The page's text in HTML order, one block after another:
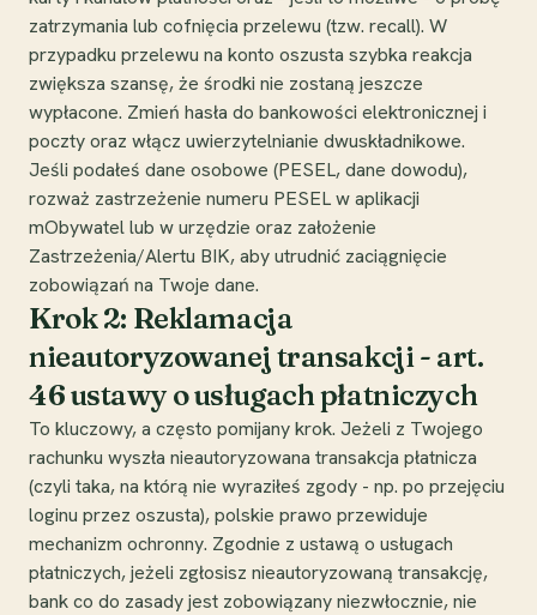
zatrzymania lub cofnięcia przelewu (tzw. recall). W
przypadku przelewu na konto oszusta szybka reakcja
zwiększa szansę, że środki nie zostaną jeszcze
wypłacone. Zmień hasła do bankowości elektronicznej i
poczty oraz włącz uwierzytelnianie dwuskładnikowe.
Jeśli podałeś dane osobowe (PESEL, dane dowodu),
rozważ zastrzeżenie numeru PESEL w aplikacji
mObywatel lub w urzędzie oraz założenie
Zastrzeżenia/Alertu BIK, aby utrudnić zaciągnięcie
zobowiązań na Twoje dane.
Krok 2: Reklamacja
nieautoryzowanej transakcji - art.
46 ustawy o usługach płatniczych
To kluczowy, a często pomijany krok. Jeżeli z Twojego
rachunku wyszła nieautoryzowana transakcja płatnicza
(czyli taka, na którą nie wyraziłeś zgody - np. po przejęciu
loginu przez oszusta), polskie prawo przewiduje
mechanizm ochronny. Zgodnie z ustawą o usługach
płatniczych, jeżeli zgłosisz nieautoryzowaną transakcję,
bank co do zasady jest zobowiązany niezwłocznie, nie